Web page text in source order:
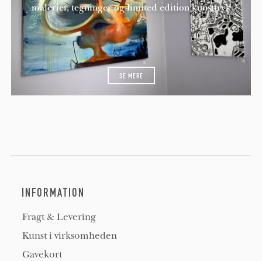
malerier, tegninger og limited edition kunsttryk
SE MERE
INFORMATION
Fragt & Levering
Kunst i virksomheden
Gavekort